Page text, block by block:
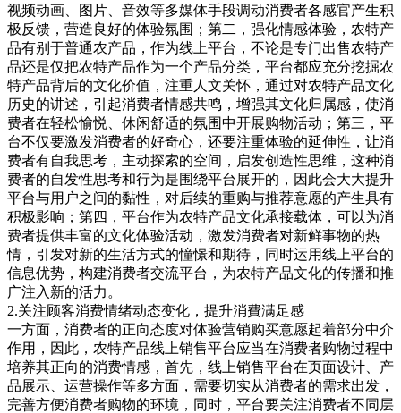
视频动画、图片、音效等多媒体手段调动消费者各感官产生积
极反馈，营造良好的体验氛围；第二，强化情感体验，农特产
品有别于普通农产品，作为线上平台，不论是专门出售农特产
品还是仅把农特产品作为一个产品分类，平台都应充分挖掘农
特产品背后的文化价值，注重人文关怀，通过对农特产品文化
历史的讲述，引起消费者情感共鸣，增强其文化归属感，使消
费者在轻松愉悦、休闲舒适的氛围中开展购物活动；第三，平
台不仅要激发消费者的好奇心，还要注重体验的延伸性，让消
费者有自我思考，主动探索的空间，启发创造性思维，这种消
费者的自发性思考和行为是围绕平台展开的，因此会大大提升
平台与用户之间的黏性，对后续的重购与推荐意愿的产生具有
积极影响；第四，平台作为农特产品文化承接载体，可以为消
费者提供丰富的文化体验活动，激发消费者对新鲜事物的热
情，引发对新的生活方式的憧憬和期待，同时运用线上平台的
信息优势，构建消费者交流平台，为农特产品文化的传播和推
广注入新的活力。
2.关注顾客消费情绪动态变化，提升消費满足感
一方面，消费者的正向态度对体验营销购买意愿起着部分中介
作用，因此，农特产品线上销售平台应当在消费者购物过程中
培养其正向的消费情感，首先，线上销售平台在页面设计、产
品展示、运营操作等多方面，需要切实从消费者的需求出发，
完善方便消费者购物的环境，同时，平台要关注消费者不同层